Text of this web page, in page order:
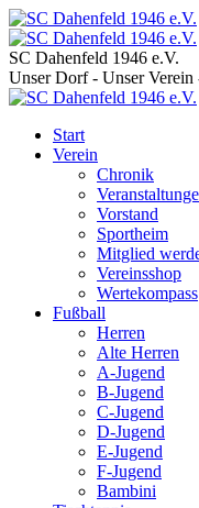
SC Dahenfeld 1946 e.V.
Unser Dorf - Unser Verein
Start
Verein
Chronik
Vorstand
Sportheim
Mitglied
Vereinsshop
Wertekompass
Fußball
Herren
Alte Herren
A-Jugend
B-Jugend
C-Jugend
D-Jugend
E-Jugend
F-Jugend
Bambini